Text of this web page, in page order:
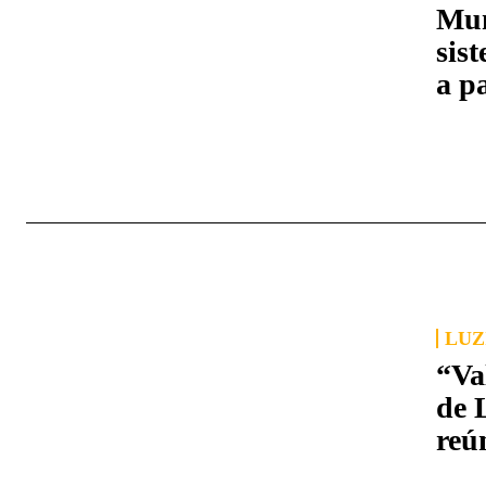
a
de